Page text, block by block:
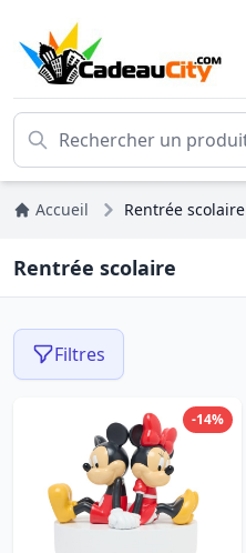
Accueil Rentrée scolaire
Rentrée scolaire
Filtres
-14%